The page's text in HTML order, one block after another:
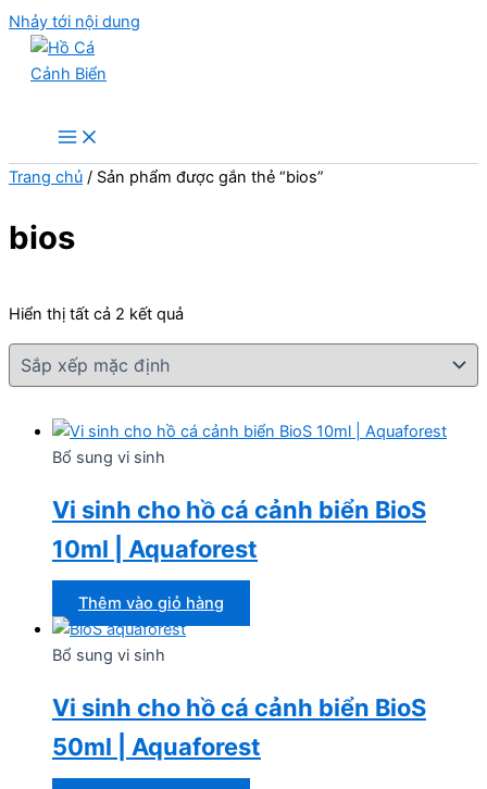
Nhảy tới nội dung
Trang chủ / Sản phẩm được gắn thẻ “bios”
bios
Hiển thị tất cả 2 kết quả
Bổ sung vi sinh
Vi sinh cho hồ cá cảnh biển BioS
10ml | Aquaforest
Thêm vào giỏ hàng
Bổ sung vi sinh
Vi sinh cho hồ cá cảnh biển BioS
50ml | Aquaforest